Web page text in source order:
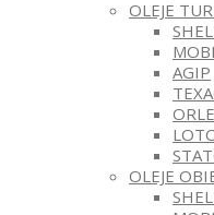
OLEJE
AGIP
OLEJE